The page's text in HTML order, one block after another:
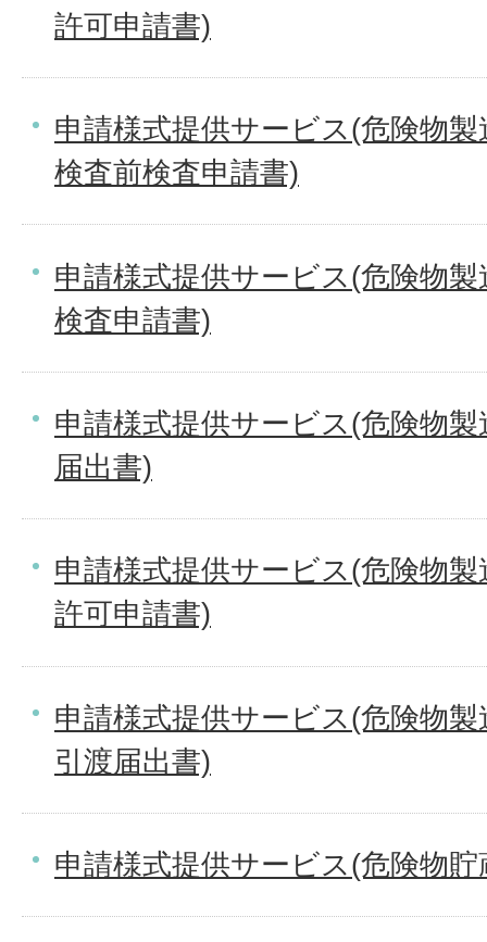
許可申請書)
申請様式提供サービス(危険物
検査前検査申請書)
申請様式提供サービス(危険物
検査申請書)
申請様式提供サービス(危険物
届出書)
申請様式提供サービス(危険物
許可申請書)
申請様式提供サービス(危険物
引渡届出書)
申請様式提供サービス(危険物